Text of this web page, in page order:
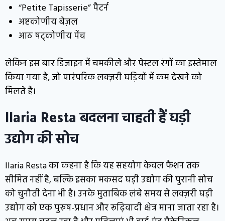
“Petite Tapisserie” पैटर्न
अष्टकोणीय बेज़ल
आठ षट्कोणीय पेंच
लेकिन इस बार डिजाइन में चमकीले और पेस्टल रंगों का इस्तेमाल
किया गया है, जो पारंपरिक लक्ज़री घड़ियों में कम देखने को
मिलते हैं।
Ilaria Restaबदलना चाहती हैं घड़ी
उद्योग की सोच
Ilaria Restaका कहना है कि यह सहयोग केवल फैशन तक
सीमित नहीं है, बल्कि इसका मकसद घड़ी उद्योग की पुरानी सोच
को चुनौती देना भी है। उनके मुताबिक लंबे समय से लक्ज़री घड़ी
उद्योग को एक पुरुष-प्रधान और रूढ़िवादी क्षेत्र माना जाता रहा है।